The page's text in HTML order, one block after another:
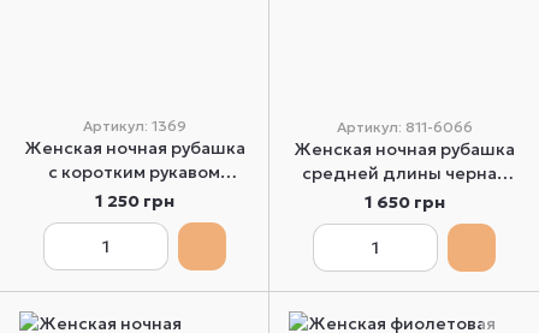
Артикул: 1369
Женская ночная рубашка
с коротким рукавом
розовая Roksana 1369 L
1 250 грн
Артикул: 811-6066
Женская ночная рубашка
средней длины черная
Anabel Arto Obrana 811-
6066 48
1 650 грн